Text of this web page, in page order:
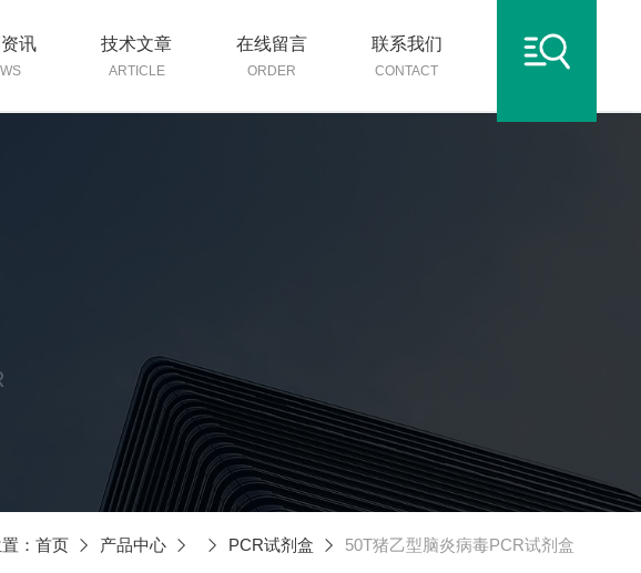
讯 技术文章
ARTICLE
在线留言
ORDER
联系我们
CONTACT
： 首页 产品中心 PCR试剂盒 50T猪乙型脑炎病毒PCR试剂盒